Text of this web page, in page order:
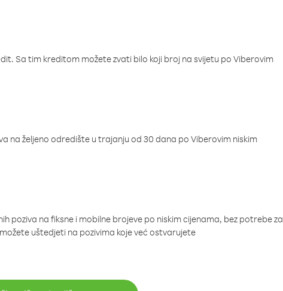
Sa tim kreditom možete zvati bilo koji broj na svijetu po Viberovim
na željeno odredište u trajanju od 30 dana po Viberovim niskim
na fiksne i mobilne brojeve po niskim cijenama, bez potrebe za
uštedjeti na pozivima koje već ostvarujete